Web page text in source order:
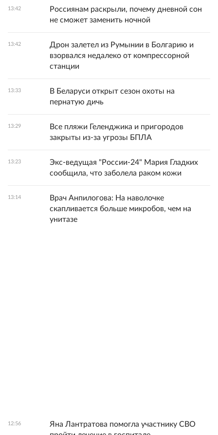
13:42
Россиянам раскрыли, почему дневной сон
не сможет заменить ночной
13:42
Дрон залетел из Румынии в Болгарию и
взорвался недалеко от компрессорной
станции
13:33
В Беларуси открыт сезон охоты на
пернатую дичь
13:29
Все пляжи Геленджика и пригородов
закрыты из-за угрозы БПЛА
13:23
Экс-ведущая "России-24" Мария Гладких
сообщила, что заболела раком кожи
13:14
Врач Анпилогова: На наволочке
скапливается больше микробов, чем на
унитазе
12:56
Яна Лантратова помогла участнику СВО